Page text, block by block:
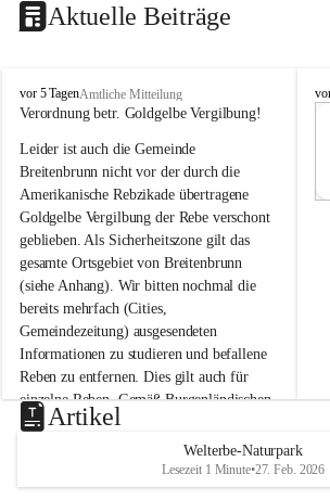
Aktuelle Beiträge
B
r
i
t
e
n
b
r
u
n
n
a
m
N
e
u
s
d
vor 5 TagenAmtliche Mitteilung
Verordnung betr. Goldgelbe Vergilbung!
Leider ist auch die Gemeinde
Breitenbrunn nicht vor der durch die
Amerikanische Rebzikade übertragene
Goldgelbe Vergilbung der Rebe verschont
geblieben. Als Sicherheitszone gilt das
gesamte Ortsgebiet von Breitenbrunn
(siehe Anhang). Wir bitten nochmal die
bereits mehrfach (Cities,
Gemeindezeitung) ausgesendeten
Informationen zu studieren und befallene
Reben zu entfernen. Dies gilt auch für
einzelne Reben. Gemäß Burgenländischen
Weinbaugesetz sind nicht gepflegte oder
unzulässige Weingärten zu roden! Bitte
helfen wir zusammen um unsere Winzer
vor den prognostizierten Ernteausfällen
B
e
u
e
d
Artikel
Welterbe-Naturpark
Lesezeit 1 Minute•27. Feb. 2026